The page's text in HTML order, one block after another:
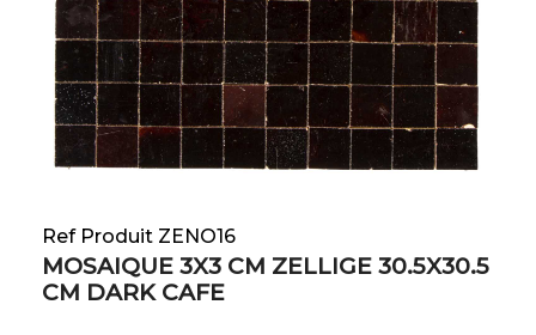
Ref Produit ZENO16
MOSAIQUE 3X3 CM ZELLIGE 30.5X30.5
CM DARK CAFE